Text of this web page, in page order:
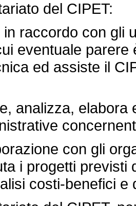
del CIPET:
raccordo con gli
eventuale
ed assiste il
analizza, elabora
con gli
i progetti previsti
costi-benefici e